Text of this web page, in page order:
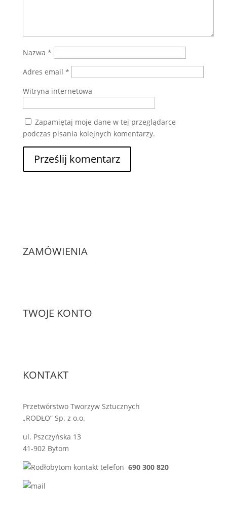
Nazwa *
Adres email *
Witryna internetowa
Zapamiętaj moje dane w tej przeglądarce
podczas pisania kolejnych komentarzy.
ZAMÓWIENIA
TWOJE KONTO
KONTAKT
Przetwórstwo Tworzyw Sztucznych
„RODŁO” Sp. z o.o.
ul. Pszczyńska 13
41-902 Bytom
690 300 820